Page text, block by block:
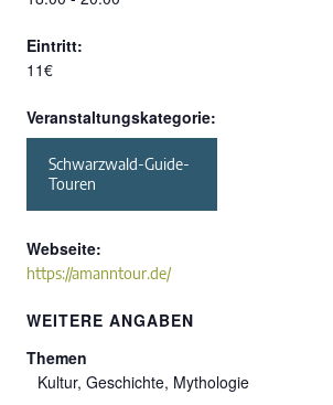
Eintritt:
11€
Veranstaltungskategorie:
Schwarzwald-Guide-
Touren
Webseite:
https://amanntour.de/
WEITERE ANGABEN
Themen
Kultur, Geschichte, Mythologie